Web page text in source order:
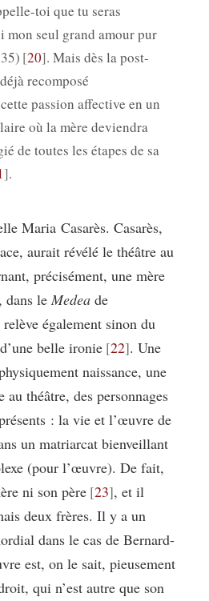
toi que tu seras
mon seul grand amour pur
20 . Mais dès la post-
recomposé
passion affective en un
où la mère deviendra
de toutes les étapes de sa
.
Maria Casarès. Casarès,
aurait révélé le théâtre au
précisément, une mère
dans le Medea de
également sinon du
belle ironie 22 . Une
naissance, une
théâtre, des personnages
: la vie et l’œuvre de
un matriarcat bienveillant
(pour l’œuvre). De fait,
ni son père 23 , et il
deux frères. Il y a un
dans le cas de Bernard-
est, on le sait, pieusement
qui n’est autre que son